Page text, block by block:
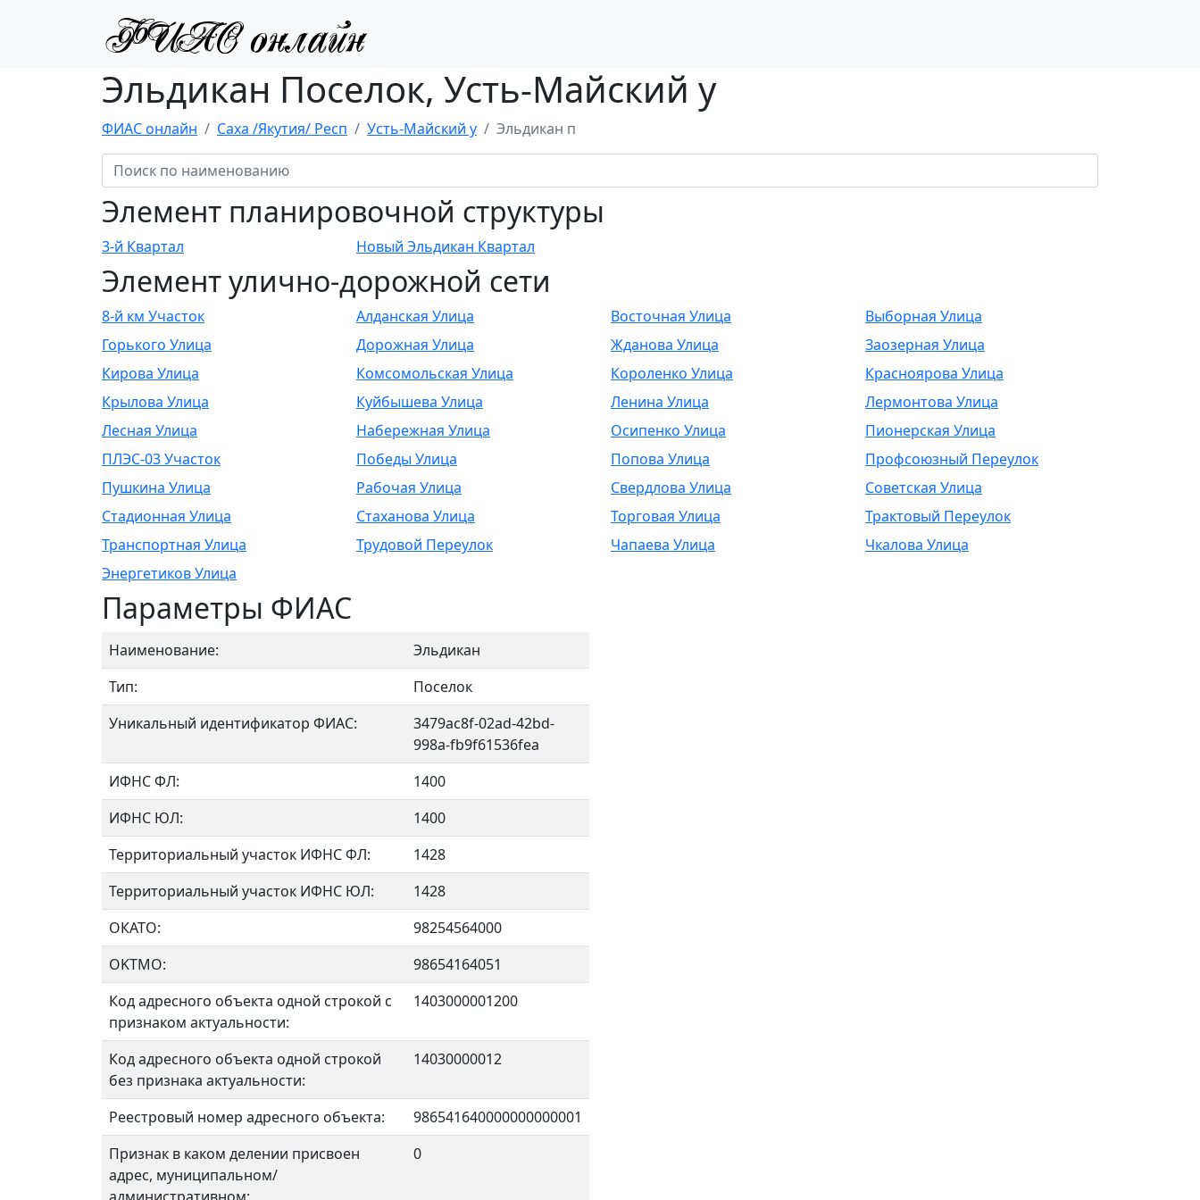
Эльдикан Поселок, Усть-Майский у
ФИАС онлайн Саха /Якутия/ Респ Усть-Майский у Эльдикан п
Элемент планировочной структуры
3-й Квартал Новый Эльдикан Квартал
Элемент улично-дорожной сети
8-й км Участок Алданская Улица Восточная Улица
Выборная Улица
Горького Улица
Дорожная Улица Жданова Улица
Заозерная Улица
Кирова Улица
Комсомольская Улица Короленко Улица
Красноярова Улица
Крылова Улица
Куйбышева Улица Ленина Улица
Лермонтова Улица
Лесная Улица
Набережная Улица Осипенко Улица
Пионерская Улица
ПЛЭС-03 Участок
Победы Улица Попова Улица
Профсоюзный Переулок
Пушкина Улица
Рабочая Улица Свердлова Улица
Советская Улица
Стадионная Улица
Стаханова Улица Торговая Улица
Трактовый Переулок
Транспортная Улица
Трудовой Переулок Чапаева Улица
Чкалова Улица
Энергетиков Улица
Параметры ФИАС
Наименование:
Эльдикан
Тип:
Поселок
Уникальный идентификатор ФИАС:
3479ac8f-02ad-42bd-
998a-fb9f61536fea
ИФНС ФЛ:
1400
ИФНС ЮЛ:
1400
Территориальный участок ИФНС ФЛ:
1428
Территориальный участок ИФНС ЮЛ:
1428
ОКАТО:
98254564000
OKTMO:
98654164051
Код адресного объекта одной строкой с
признаком актуальности:
1403000001200
Код адресного объекта одной строкой
без признака актуальности:
14030000012
Реестровый номер адресного объекта:
986541640000000000001
Признак в каком делении присвоен
адрес, муниципальном/
0